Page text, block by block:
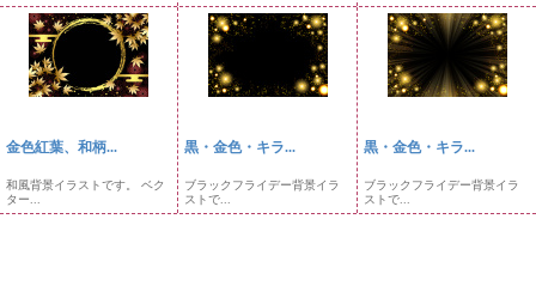
金色紅葉、和柄...
和風背景イラストです。 ベク
ター...
黒・金色・キラ...
ブラックフライデー背景イラ
ストで...
黒・金色・キラ...
ブラックフライデー背景イラ
ストで...